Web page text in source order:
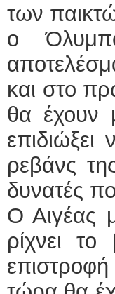
των
ο
και στο
θα έχουν
ρεβάνς
δυνατές
Ο Αιγέας
ρίχνει